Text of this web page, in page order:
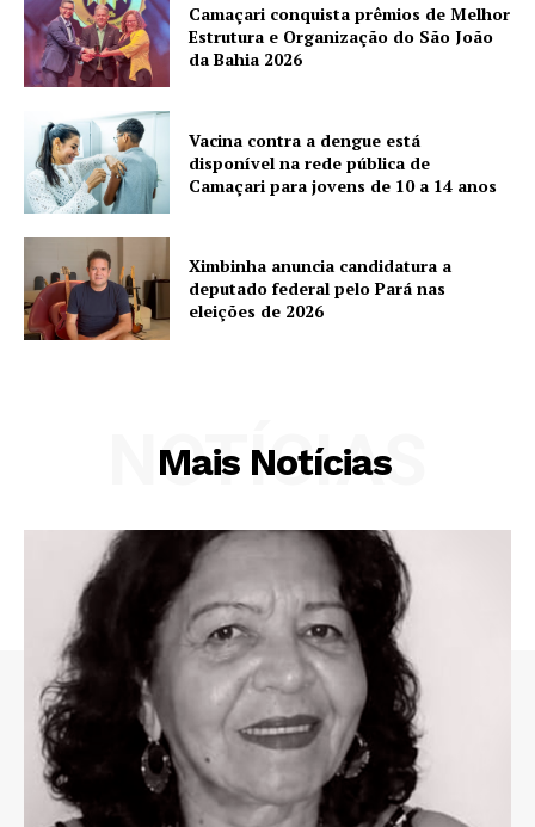
Camaçari conquista prêmios de Melhor
Estrutura e Organização do São João
da Bahia 2026
Vacina contra a dengue está
disponível na rede pública de
Camaçari para jovens de 10 a 14 anos
Ximbinha anuncia candidatura a
deputado federal pelo Pará nas
eleições de 2026
Mais Notícias
NOTÍCIAS